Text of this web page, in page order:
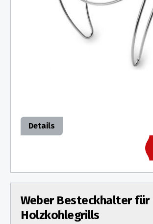
Details
Weber Besteckhalter für
Holzkohlegrills